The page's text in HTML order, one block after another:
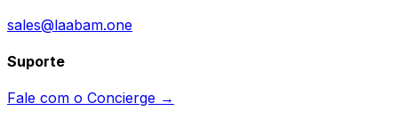
sales@laabam.one
Suporte
Fale com o Concierge →